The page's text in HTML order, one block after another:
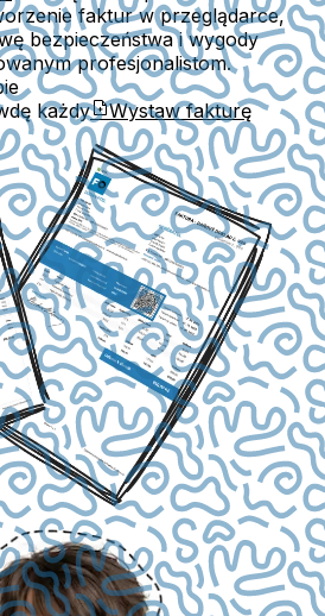
faktur w przeglądarce,
bezpieczeństwa i wygody
profesjonalistom.
każdy
Wystaw fakturę